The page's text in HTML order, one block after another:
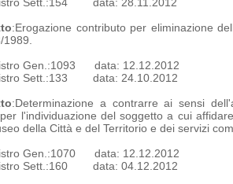
:Erogazione contributo per eliminazione
Gen.:1093 data: 12.12.2012
Sett.:133 data: 24.10.2012
:Determinazione a contrarre ai sensi
l'individuazione del soggetto a cui
della Città e del Territorio e dei servizi
Gen.:1070 data: 12.12.2012
Sett.:160 data: 04.12.2012